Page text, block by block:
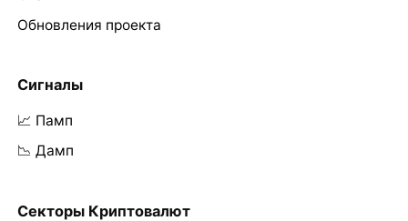
Обновления проекта
Сигналы
📈 Памп
📉 Дамп
Секторы Криптовалют